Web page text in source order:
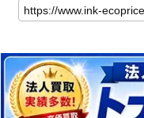
の
事
の
ト
ラ